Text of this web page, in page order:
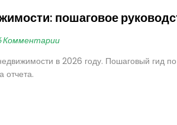
пошаговое
Комментарии
в 2026 году. Пошаговый гид
отчета.